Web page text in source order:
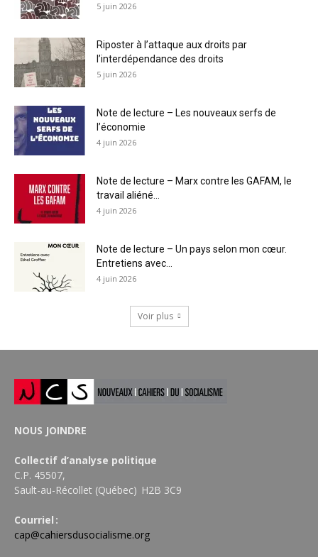
5 juin 2026
Riposter à l’attaque aux droits par
l’interdépendance des droits
5 juin 2026
Note de lecture – Les nouveaux serfs de
l’économie
4 juin 2026
Note de lecture – Marx contre les GAFAM, le
travail aliéné...
4 juin 2026
Note de lecture – Un pays selon mon cœur.
Entretiens avec...
4 juin 2026
Voir plus
NOUS JOINDRE
Collectif d’analyse politique
C.P. 45507,
Sault-au-Récollet (Québec) H2B 3C9
Courriel :
cap@cahiersdusocialisme.org